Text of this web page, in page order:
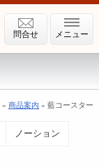
メニュー
問合せ
» 商品案内 » 藍コースター
ノーション